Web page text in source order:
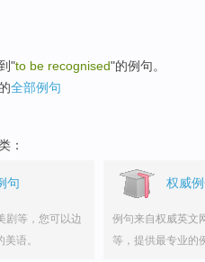
"to be recognised"的例句。
全部例句
：
句
剧等，您可以边
语。
权威
例句来自权威英文
等，提供最专业的